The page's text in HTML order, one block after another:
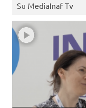
Su MediaInaf Tv